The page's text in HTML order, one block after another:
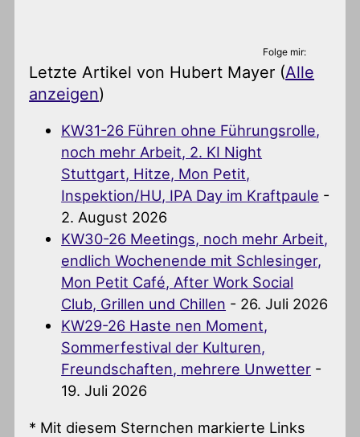
Folge mir:
Letzte Artikel von Hubert Mayer (Alle
anzeigen)
KW31-26 Führen ohne Führungsrolle,
noch mehr Arbeit, 2. KI Night
Stuttgart, Hitze, Mon Petit,
Inspektion/HU, IPA Day im Kraftpaule -
2. August 2026
KW30-26 Meetings, noch mehr Arbeit,
endlich Wochenende mit Schlesinger,
Mon Petit Café, After Work Social
Club, Grillen und Chillen - 26. Juli 2026
KW29-26 Haste nen Moment,
Sommerfestival der Kulturen,
Freundschaften, mehrere Unwetter -
19. Juli 2026
* Mit diesem Sternchen markierte Links